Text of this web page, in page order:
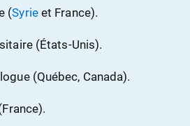
(Syrieet France).
(États-Unis).
(Québec, Canada).